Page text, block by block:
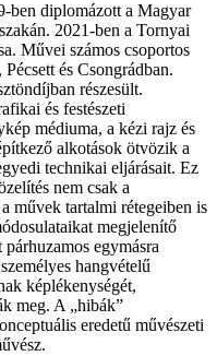
ben diplomázott a Magyar
2021-ben a Tornyai
Művei számos csoportos
és Csongrádban.
részesült.
és festészeti
médiuma, a kézi rajz és
alkotások ötvözik a
technikai eljárásait. Ez
nem csak a
művek tartalmi rétegeiben is
megjelenítő
egymásra
hangvételű
képlékenységét,
meg. A „hibák”
eredetű művészeti